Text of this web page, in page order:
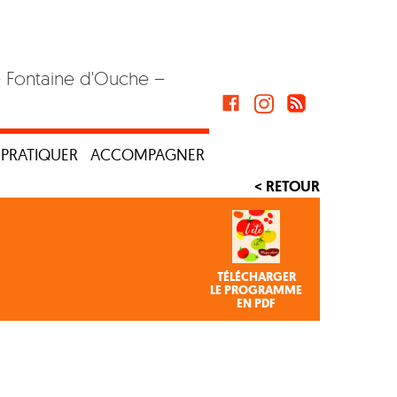
d'Ouche –
PRATIQUER ACCOMPAGNER
< RETOUR
TÉLÉCHARGER
LE PROGRAMME
EN PDF